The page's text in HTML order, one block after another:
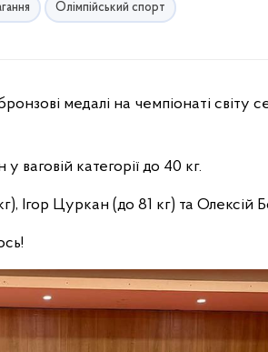
Олімпійський спорт
ваговій категорії до 40 кг.
Ігор Цуркан (до 81 кг) та Олексій